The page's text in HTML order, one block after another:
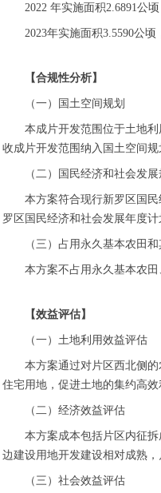
2022 年实施面积2.6891公
2023年实施面积3.5590公顷
【合规性分析】
（一）国土空间规划
本成片开发范围位于土地
收成片开发范围纳入国土空间
（二）国民经济和社会发
本方案符合现行新罗区国
罗区国民经济和社会发展年度计
（三）占用永久基本农田
本方案不占用永久基本农
【效益评估】
（一）土地利用效益评估
本方案通过对片区西北侧
住宅用地，促进土地的集约高效
（二）经济效益评估
本方案成本包括片区内征
边建设用地开发建设相对成熟
（三）社会效益评估